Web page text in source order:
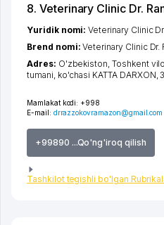
8. Veterinary Clinic Dr.
Mamlakat kodi: +998
E-mail: drrazzokovramazon@gmail.com
+99890 ...Qo'ng'iroq qilish
Tashkilot tegishli bo'lgan
Yuridik nomi:Veterinary Clinic
Brend nomi:Veterinary Clinic Dr.
Adres: O'zbekiston,Toshkent
tumani ko'chasi KATTA DARXON , 3